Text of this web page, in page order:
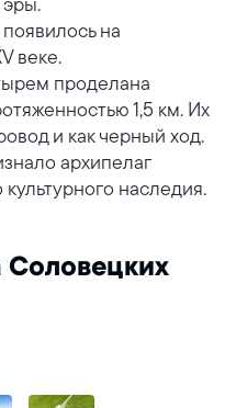
на
веке.
проделана
1,5 км. Их
и как черный ход.
архипелаг
наследия.
Соловецких